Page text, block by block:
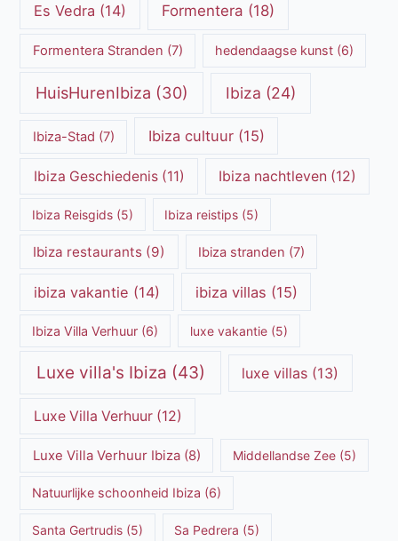
Es Vedra (14) Formentera (18)
Formentera Stranden (7) hedendaagse kunst(6)
HuisHurenIbiza (30) Ibiza (24)
Ibiza-Stad (7) Ibiza cultuur(15)
Ibiza Geschiedenis(11) Ibiza nachtleven (12)
Ibiza Reisgids (5) Ibiza reistips (5)
Ibiza restaurants (9) Ibiza stranden (7)
ibiza vakantie (14) ibiza villas (15)
Ibiza Villa Verhuur (6) luxe vakantie(5)
Luxe villa's Ibiza (43) luxe villas (13)
Luxe Villa Verhuur(12)
Luxe Villa Verhuur Ibiza(8) Middellandse Zee (5)
Natuurlijke schoonheid Ibiza (6)
Santa Gertrudis (5) Sa Pedrera (5)